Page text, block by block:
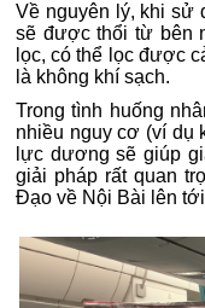
Về nguyên lý, khi sử
sẽ được thổi từ bên
lọc, có thể lọc được
là không khí sạch.
Trong tình huống
nhiều nguy cơ (ví dụ
lực dương sẽ giúp
giải pháp rất quan
Đạo về Nội Bài lên